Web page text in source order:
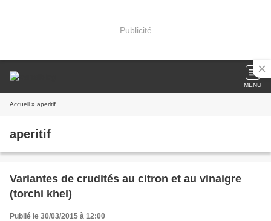
Publicité
MENU
Accueil » aperitif
aperitif
Variantes de crudités au citron et au vinaigre
(torchi khel)
Publié le 30/03/2015 à 12:00